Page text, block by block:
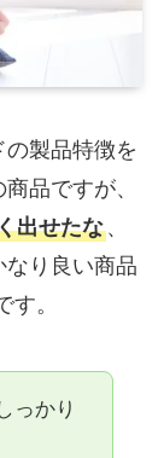
製品特徴を
品ですが、
出せたな、
なり良い商品
。
っかり